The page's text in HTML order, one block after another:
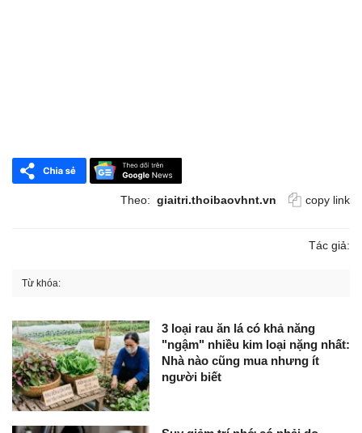
Theo: giaitri.thoibaovhnt.vn copy link
Tác giả:
Từ khóa:
3 loại rau ăn lá có khả năng
"ngậm" nhiều kim loại nặng nhất:
Nhà nào cũng mua nhưng ít
người biết